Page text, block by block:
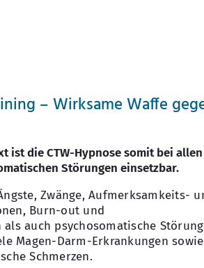
– Wirksame Waffe
ist die CTW-Hypnose somit bei allen
Störungen einsetzbar.
Zwänge, Aufmerksamkeits-
Burn-out und
auch psychosomatische
Magen-Darm-Erkrankungen sowie
Schmerzen.